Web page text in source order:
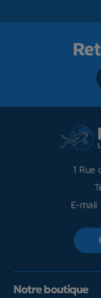
1 Rue
E-mail
Notre boutique